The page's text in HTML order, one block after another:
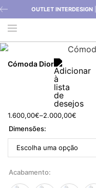
OUTLET INTERDESIGN
Cómoda Dior
1.600,00€–2.000,00€
Dimensões
Acabamento